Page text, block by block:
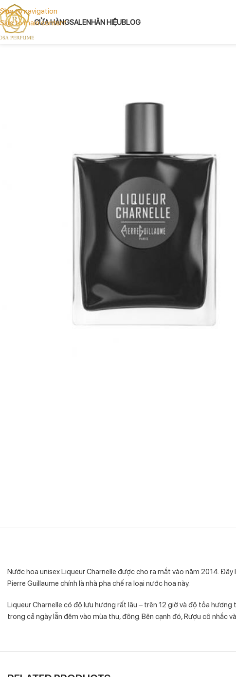
Skip to navigation
Skip to main content
CỬA HÀNGSALENHÃN HIỆUBLOG
Nước hoa unisex Liqueur Charnelle được cho ra mắt vào năm 2014.
Pierre Guillaume chính là nhà pha chế ra loại nước hoa này.
Liqueur Charnelle có độ lưu hương rất lâu – trên 12 giờ và độ tỏa
trong cả ngày lẫn đêm vào mùa thu, đông. Bên cạnh đó, Rượu cô nhắc